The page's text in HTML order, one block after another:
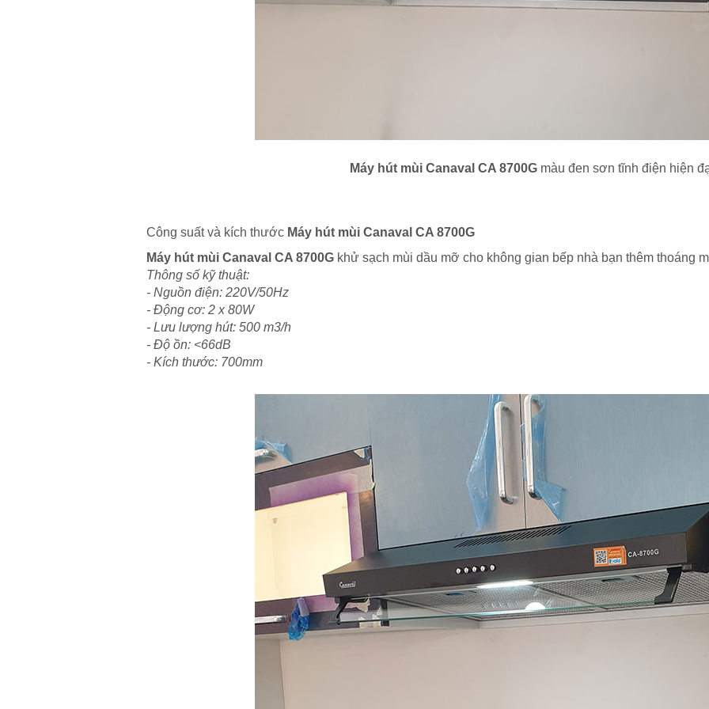
Máy hút mùi Canaval CA 8700G màu đen sơn tĩnh điện hiện
Công suất và kích thước Máy hút mùi Canaval CA 8700G
Máy hút mùi Canaval CA 8700G khử sạch mùi dầu mỡ cho không gian bếp nhà bạn thêm thoáng
Thông số kỹ thuật:
- Nguồn điện: 220V/50Hz
- Động cơ: 2 x 80W
- Lưu lượng hút: 500 m3/h
- Độ ồn: <66dB
- Kích thước: 700mm